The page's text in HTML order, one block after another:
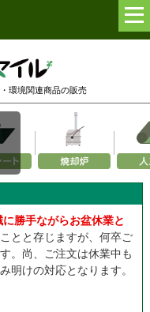
環境関連商品の販売
勝手ながらお盆休業と
とと存じますが、何卒ご
。尚、ご注文は休業中も
明けの対応となります。